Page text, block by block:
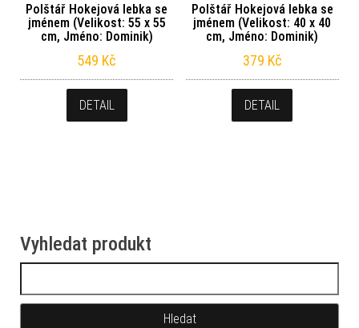
Polštář Hokejová lebka se
jménem (Velikost: 55 x 55
cm, Jméno: Dominik)
549 Kč
DETAIL
Polštář Hokejová lebka se
jménem (Velikost: 40 x 40
cm, Jméno: Dominik)
379 Kč
DETAIL
Vyhledat produkt